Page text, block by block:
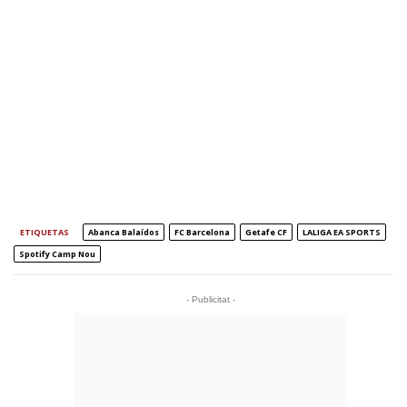
ETIQUETAS Abanca Balaídos FC Barcelona Getafe CF
LALIGA EA SPORTS
Spotify Camp Nou
- Publicitat -